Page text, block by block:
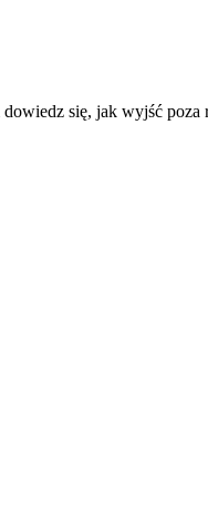
się, jak wyjść poza